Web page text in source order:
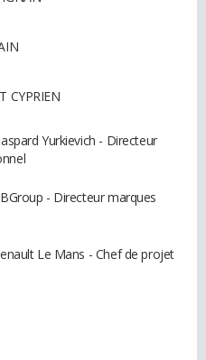
CYPRIEN
Yurkievich - Directeur
- Directeur marques
Le Mans - Chef de projet